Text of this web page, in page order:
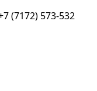
(7172) 573-532